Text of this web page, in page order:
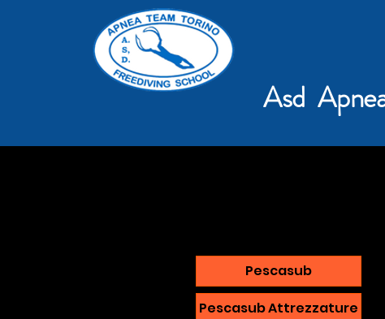
Asd
Pescasub
Pescasub Attrezzature